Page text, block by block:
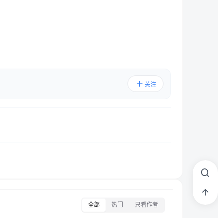
关注
全部 热门 只看作者